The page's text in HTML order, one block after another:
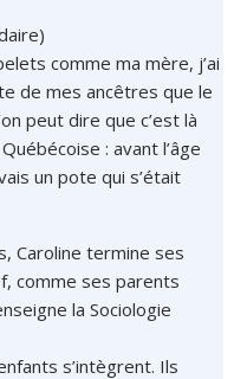
comme ma mère, j’ai
de mes ancêtres que le
peut dire que c’est là
: avant l’âge
un pote qui s’était
Caroline termine ses
comme ses parents
la Sociologie
s’intègrent. Ils